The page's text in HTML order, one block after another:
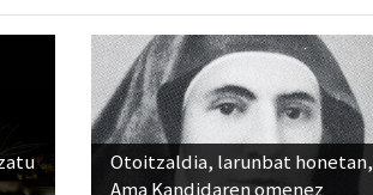
Otoitzaldia, larunbat honetan,
Ama Kandidaren omenez